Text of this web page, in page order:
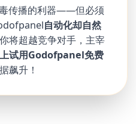
传播的利器——但必须
自动化却自然
将超越竞争对手，主宰
试用Godofpanel免费
飙升！